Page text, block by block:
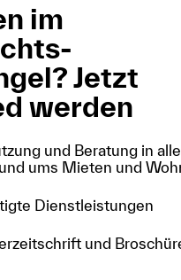
im
Jetzt
werden
und Beratung in
ums Mieten und
Dienstleistungen
und